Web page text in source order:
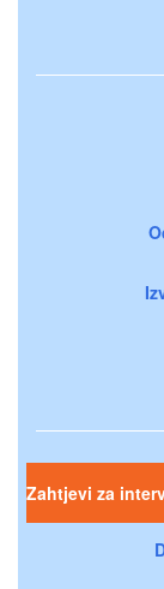
Zahtjevi za